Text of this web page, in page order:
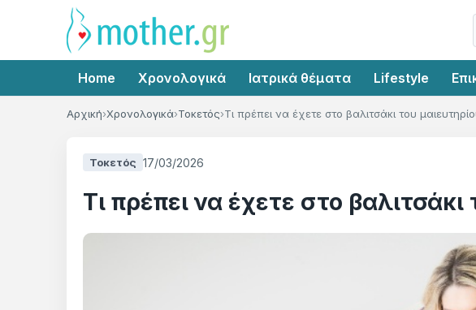
Home Χρονολογικά Ιατρικά θέματα Lifestyle
Αρχική Χρονολογικά Τοκετός Τι πρέπει να έχετε στο βαλιτσάκι του
Τοκετός 17/03/2026
Τι πρέπει να έχετε στο βαλιτσάκι